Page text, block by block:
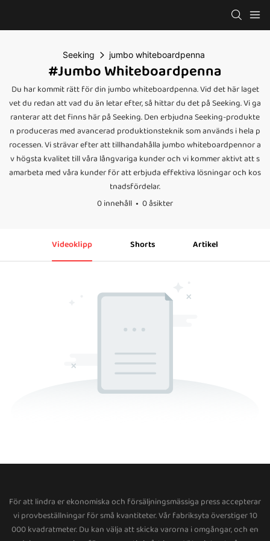
Seeking jumbo whiteboardpenna
#jumbo Whiteboardpenna
Du har kommit rätt för din jumbo whiteboardpenna. Vid det här laget
vet du redan att vad du än letar efter, så hittar du det på Seeking. Vi ga
ranterar att det finns här på Seeking. Den erbjudna Seeking-produkte
n produceras med avancerad produktionsteknik som används i hela p
rocessen. Vi strävar efter att tillhandahålla jumbo whiteboardpennor a
v högsta kvalitet till våra långvariga kunder och vi kommer aktivt att s
amarbeta med våra kunder för att erbjuda effektiva lösningar och kos
tnadsfördelar.
0 innehåll
0 åsikter
Videoklipp Shorts Artikel
För att lindra er ekonomiska och försäljningsmässiga press accepterar
vi provbeställningar för små kvantiteter. Vår fabriksyta överstiger 10
000 kvadratmeter. Du kan välja att skicka varorna i omgångar, och en